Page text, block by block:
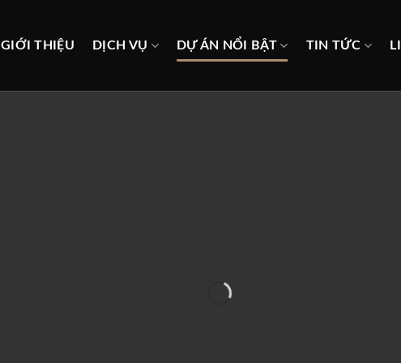
GIỚI THIỆU DỊCH VỤ DỰ ÁN NỔI BẬT TIN TỨC